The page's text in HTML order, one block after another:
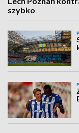
szybko